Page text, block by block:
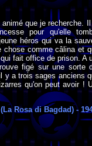
que je recherche.
pour qu'elle
héros qui va la
chose comme câlina et
fait office de prison. A
figé sur une sorte
y a trois sages anciens
qu'on peut avoir !
Rosa di Bagdad) -